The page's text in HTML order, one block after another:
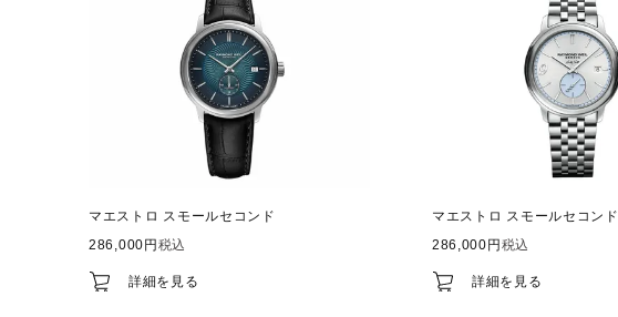
マエストロ スモールセコンド
286,000
税込
詳細を見る
マエストロ スモールセコンド
286,000
税込
詳細を見る